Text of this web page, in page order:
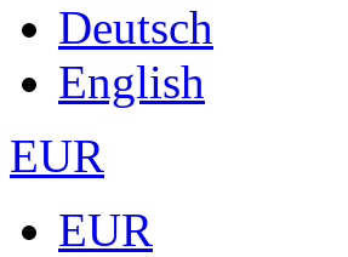
Deutsch
English
EUR
EUR